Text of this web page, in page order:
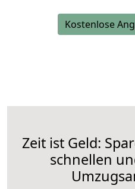
Kostenlose
Zeit ist Geld:
schnellen